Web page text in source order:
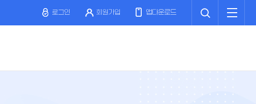
로그인 회원가입 앱다운로드
뉴